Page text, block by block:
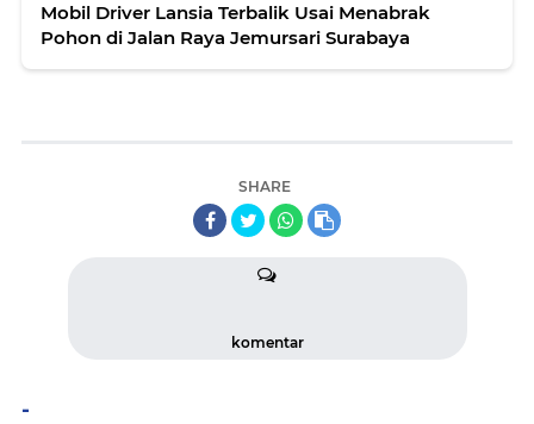
Mobil Driver Lansia Terbalik Usai Menabrak
Pohon di Jalan Raya Jemursari Surabaya
SHARE
komentar
-